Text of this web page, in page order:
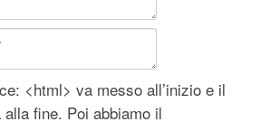
<html> va messo all’inizio e il
fine. Poi abbiamo il